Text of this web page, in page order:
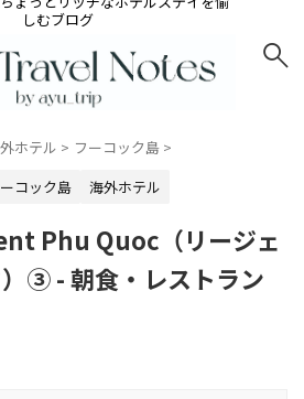
しむブログ
ホテル > フーコック島 >
コック島 海外ホテル
Phu Quoc（リージェ
③ - 朝食・レストラン